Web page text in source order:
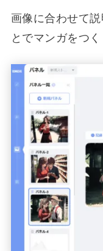
画像に合わせて
とでマンガをつく